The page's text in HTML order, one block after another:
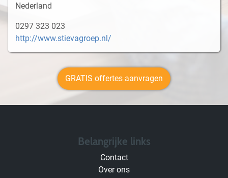
Nederland
0297 323 023
http://www.stievagroep.nl/
GRATIS offertes aanvragen
Belangrijke links
Contact
Over ons